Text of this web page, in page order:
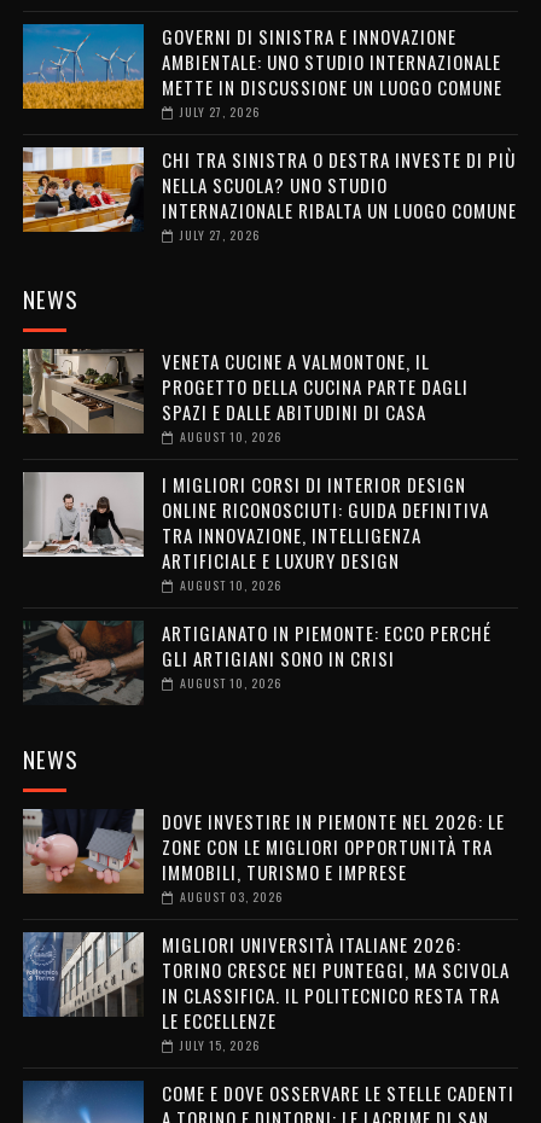
GOVERNI DI SINISTRA E INNOVAZIONE
AMBIENTALE: UNO STUDIO INTERNAZIONALE
METTE IN DISCUSSIONE UN LUOGO COMUNE
JULY 27, 2026
CHI TRA SINISTRA O DESTRA INVESTE DI PIÙ
NELLA SCUOLA? UNO STUDIO
INTERNAZIONALE RIBALTA UN LUOGO COMUNE
JULY 27, 2026
NEWS
VENETA CUCINE A VALMONTONE, IL
PROGETTO DELLA CUCINA PARTE DAGLI
SPAZI E DALLE ABITUDINI DI CASA
AUGUST 10, 2026
I MIGLIORI CORSI DI INTERIOR DESIGN
ONLINE RICONOSCIUTI: GUIDA DEFINITIVA
TRA INNOVAZIONE, INTELLIGENZA
ARTIFICIALE E LUXURY DESIGN
AUGUST 10, 2026
ARTIGIANATO IN PIEMONTE: ECCO PERCHÉ
GLI ARTIGIANI SONO IN CRISI
AUGUST 10, 2026
NEWS
DOVE INVESTIRE IN PIEMONTE NEL 2026: LE
ZONE CON LE MIGLIORI OPPORTUNITÀ TRA
IMMOBILI, TURISMO E IMPRESE
AUGUST 03, 2026
MIGLIORI UNIVERSITÀ ITALIANE 2026:
TORINO CRESCE NEI PUNTEGGI, MA SCIVOLA
IN CLASSIFICA. IL POLITECNICO RESTA TRA
LE ECCELLENZE
JULY 15, 2026
COME E DOVE OSSERVARE LE STELLE CADENTI